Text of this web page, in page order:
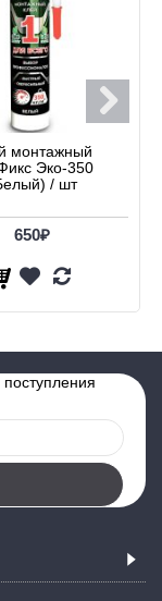
монтажный
Эко-350
/ шт
650₽